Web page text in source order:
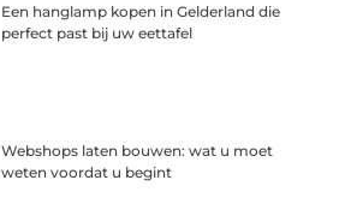
Een hanglamp kopen in Gelderland die
perfect past bij uw eettafel
Webshops laten bouwen: wat u moet
weten voordat u begint